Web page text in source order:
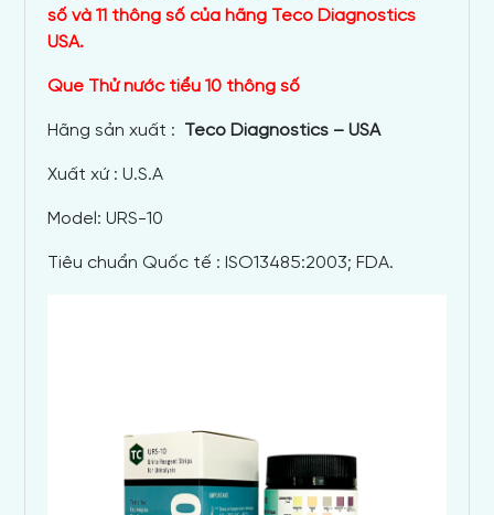
số và 11 thông số của hãng Teco Diagnostics
USA.
Que Thử nước tiểu 10 thông số
Hãng sản xuất : Teco Diagnostics – USA
Xuất xứ : U.S.A
Model: URS-10
Tiêu chuẩn Quốc tế : ISO13485:2003; FDA.